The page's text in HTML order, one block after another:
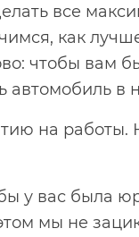
все
как
чтобы вам
автомобиль в
на работы.
у вас была
мы не